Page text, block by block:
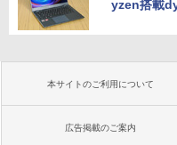
yzen搭載
本サイトのご利用について
広告掲載のご案内